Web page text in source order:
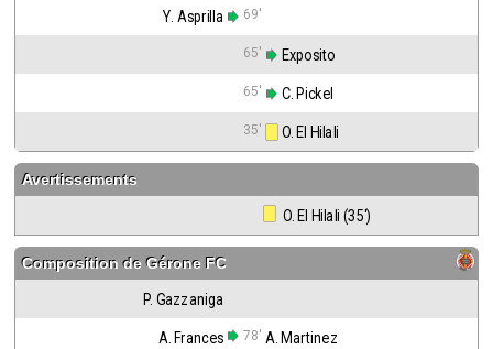
Y. Asprilla 69'
65' Exposito
65' C. Pickel
35' O. El Hilali
Avertissements
O. El Hilali (35')
Composition deGérone FC
P. Gazzaniga
A. Frances 78' A. Martinez